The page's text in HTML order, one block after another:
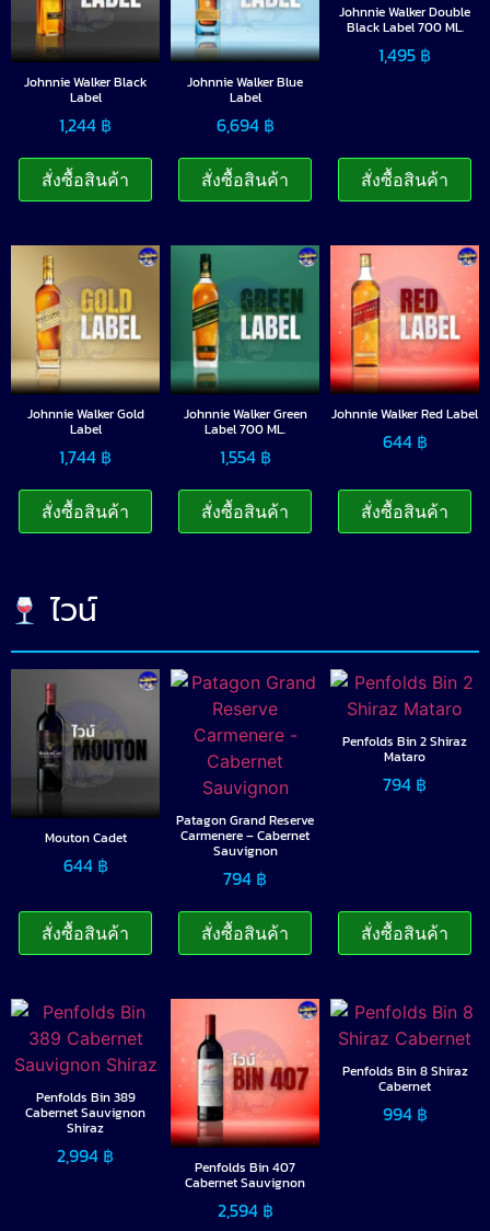
Johnnie Walker Black
Label
1,244 ฿
สั่งซื้อสินค้า
Johnnie Walker Blue
Label
6,694 ฿
สั่งซื้อสินค้า
Johnnie Walker Double
Black Label 700 ML.
1,495 ฿
สั่งซื้อสินค้า
Johnnie Walker Gold
Label
1,744 ฿
สั่งซื้อสินค้า
Johnnie Walker Green
Label 700 ML.
1,554 ฿
สั่งซื้อสินค้า
Johnnie Walker Red Label
644 ฿
สั่งซื้อสินค้า
ไวน์
Mouton Cadet
644 ฿
สั่งซื้อสินค้า
Patagon Grand Reserve
Carmenere – Cabernet
Sauvignon
794 ฿
สั่งซื้อสินค้า
Penfolds Bin 2 Shiraz
Mataro
794 ฿
สั่งซื้อสินค้า
Penfolds Bin 389
Cabernet Sauvignon
Shiraz
2,994 ฿ Penfolds Bin 407
Cabernet Sauvignon
2,594 ฿
Penfolds Bin 8 Shiraz
Cabernet
994 ฿